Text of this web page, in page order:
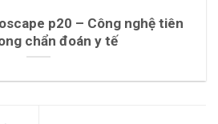
p20 – Công nghệ tiên
chẩn đoán y tế